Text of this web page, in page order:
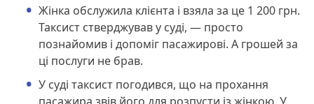
Жінка обслужила клієнта і взяла за це 1 200 грн.
Таксист стверджував у суді, — просто
познайомив і допоміг пасажирові. А грошей за
ці послуги не брав.
У суді таксист погодився, що на прохання
пасажира звів його для розпусти із жінкою. У